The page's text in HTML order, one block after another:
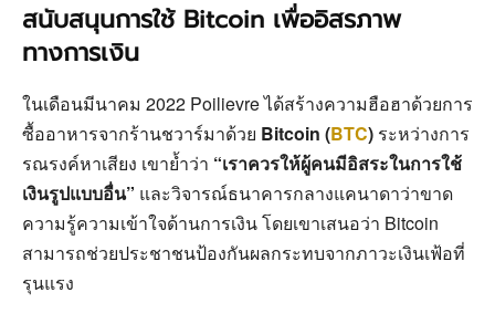
สนับสนุนการใช้ Bitcoin เพื่ออิสรภาพ
ทางการเงิน
ในเดือนมีนาคม 2022 Poilievre ได้สร้างความฮือฮาด้วยการ
ซื้ออาหารจากร้านชวาร์มาด้วย Bitcoin (BTC) ระหว่างการ
รณรงค์หาเสียง เขาย้ำว่า “เราควรให้ผู้คนมีอิสระในการใช้
เงินรูปแบบอื่น” และวิจารณ์ธนาคารกลางแคนาดาว่าขาด
ความรู้ความเข้าใจด้านการเงิน โดยเขาเสนอว่า Bitcoin
สามารถช่วยประชาชนป้องกันผลกระทบจากภาวะเงินเฟ้อที่
รุนแรง